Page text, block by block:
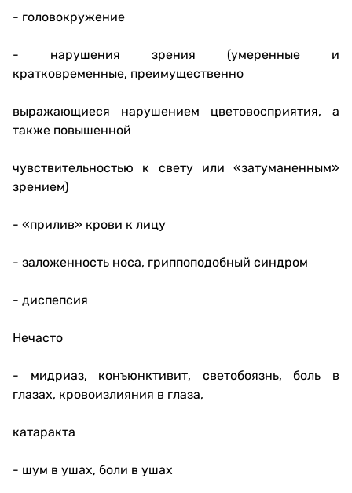
- головокружение
- нарушения зрения (умеренные и
кратковременные, преимущественно
выражающиеся нарушением цветовосприятия, а
также повышенной
чувствительностью к свету или «затуманенным»
зрением)
- «прилив» крови к лицу
- заложенность носа, гриппоподобный синдром
- диспепсия
Нечасто
- мидриаз, конъюнктивит, светобоязнь, боль в
глазах, кровоизлияния в глаза,
катаракта
- шум в ушах, боли в ушах